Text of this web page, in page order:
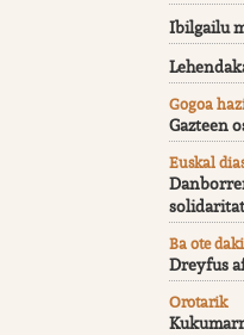
Ibilgailu
Gogoa
Gazteen
Euskal
Ba ote
Dreyfus
Orotarik